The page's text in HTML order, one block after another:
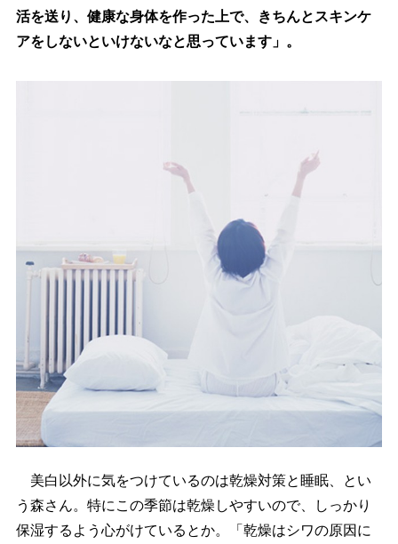
活を送り、健康な身体を作った上で、きちんとスキンケ
アをしないといけないなと思っています」。
美白以外に気をつけているのは乾燥対策と睡眠、とい
う森さん。特にこの季節は乾燥しやすいので、しっかり
保湿するよう心がけているとか。「乾燥はシワの原因に